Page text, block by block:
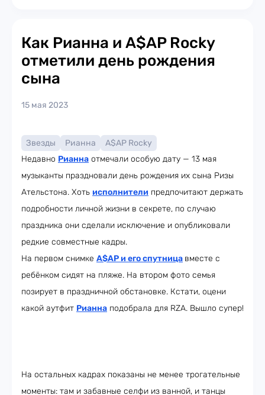
Как Рианна и A$AP Rocky
отметили день рождения
сына
15 мая 2023
Звезды Рианна
A$AP Rocky
Недавно Рианна отмечали особую дату — 13 мая
музыканты праздновали день рождения их сына Ризы
Ательстона. Хоть исполнители предпочитают держать
подробности личной жизни в секрете, по случаю
праздника они сделали исключение и опубликовали
редкие совместные кадры.
На первом снимке A$AP и его спутница вместе с
ребёнком сидят на пляже. На втором фото семья
позирует в праздничной обстановке. Кстати, оцени
какой аутфит Рианна подобрала для RZA. Вышло супер!
На остальных кадрах показаны не менее трогательные
моменты: там и забавные селфи из ванной, и танцы